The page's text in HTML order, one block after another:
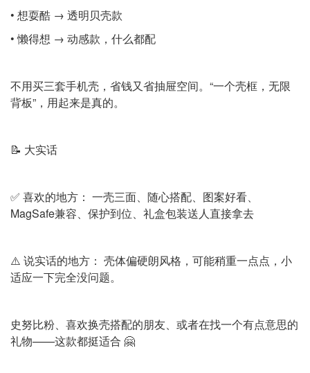
• 想耍酷 → 透明贝壳款
• 懒得想 → 动感款，什么都配
不用买三套手机壳，省钱又省抽屉空间。“一个壳框，无限
背板”，用起来是真的。
📝 大实话
✅ 喜欢的地方： 一壳三面、随心搭配、图案好看、
MagSafe兼容、保护到位、礼盒包装送人直接拿去
⚠️ 说实话的地方： 壳体偏硬朗风格，可能稍重一点点，小
适应一下完全没问题。
史努比粉、喜欢换壳搭配的朋友、或者在找一个有点意思的
礼物——这款都挺适合 🤗